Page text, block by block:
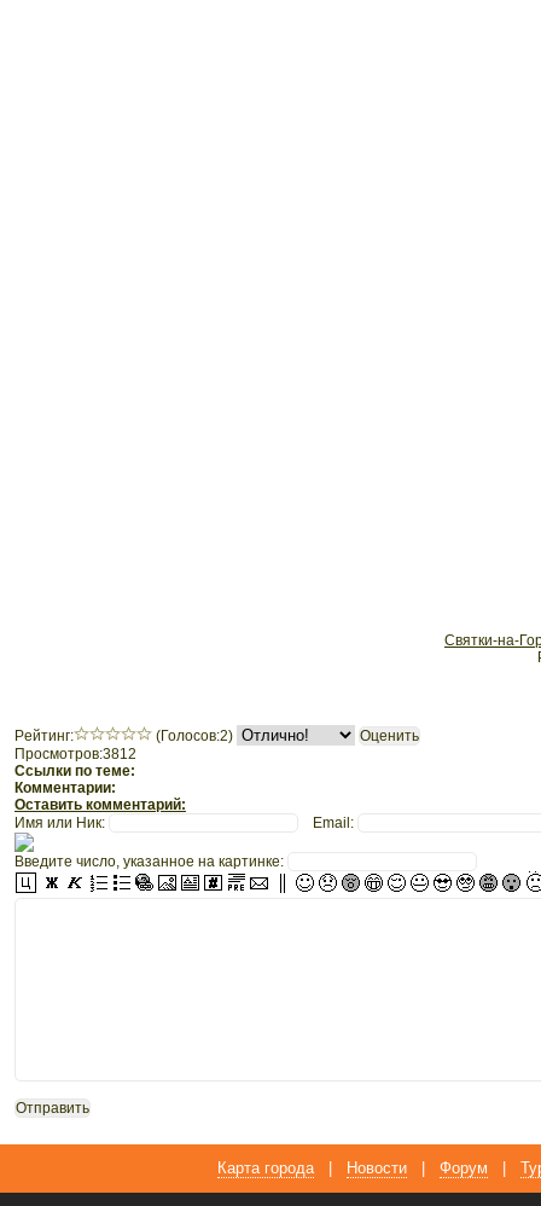
Святки-на-
Рeйтинг:
(Голосов:2)
Просмотров:3812
Ссылки по теме:
Комментарии:
Оставить комментарий:
Имя или Ник:
Email:
Введите число, указанное на картинке:
Карта города Новости Форум